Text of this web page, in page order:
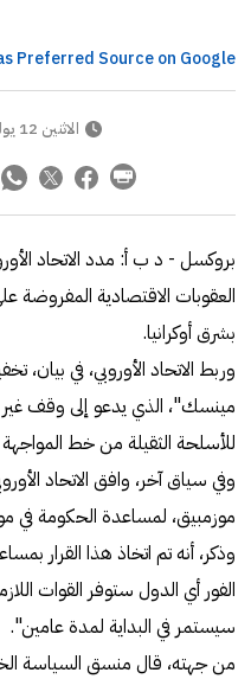
Preferred Source on Google
الاثنين 12 يوليو 2021
بروكسل - د ب أ: مدد الاتحاد
العقوبات الاقتصادية المفروضة
بشرق أوكرانيا.
وربط الاتحاد الأوروبي، في بيان،
مينسك"، الذي يدعو إلى وقف
للأسلحة الثقيلة من خط المواجهة
وفي سياق آخر، وافق الاتحاد
موزمبيق، لمساعدة الحكومة في
وذكر، أنه تم اتخاذ هذا القرار
الفور أي الدول ستوفر القوات
سيستمر في البداية لمدة عامين".
من جهته، قال منسق السياسة